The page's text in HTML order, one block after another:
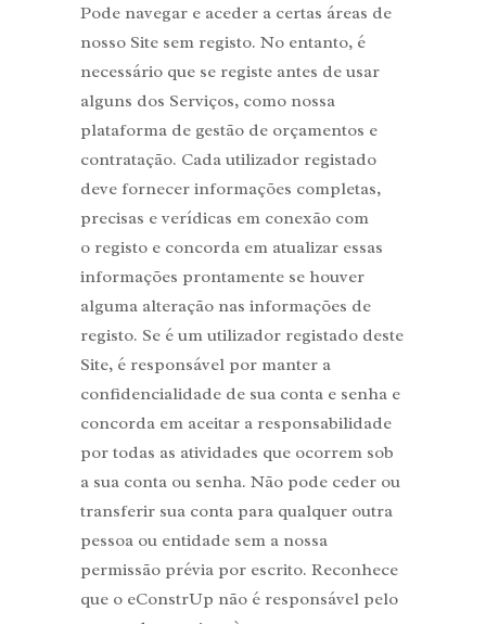
Pode navegar e aceder a certas áreas de
nosso Site sem registo. No entanto, é
necessário que se registe antes de usar
alguns dos Serviços, como nossa
plataforma de gestão de orçamentos e
contratação. Cada utilizador registado
deve fornecer informações completas,
precisas e verídicas em conexão com
o registo e concorda em atualizar essas
informações prontamente se houver
alguma alteração nas informações de
registo. Se é um utilizador registado deste
Site, é responsável por manter a
confidencialidade de sua conta e senha e
concorda em aceitar a responsabilidade
por todas as atividades que ocorrem sob
a sua conta ou senha. Não pode ceder ou
transferir sua conta para qualquer outra
pessoa ou entidade sem a nossa
permissão prévia por escrito. Reconhece
que o eConstrUp não é responsável pelo